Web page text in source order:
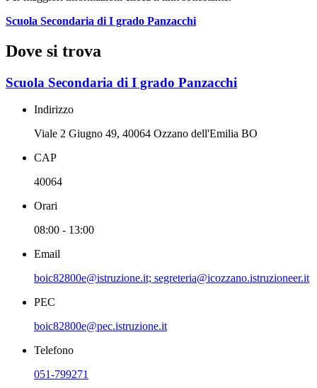
Scuola Secondaria di I grado Panzacchi
Dove si trova
Scuola Secondaria di I grado Panzacchi
Indirizzo
Viale 2 Giugno 49, 40064 Ozzano dell'Emilia BO
CAP
40064
Orari
08:00 - 13:00
Email
boic82800e@istruzione.it; segreteria@icozzano.istruzioneer.it
PEC
boic82800e@pec.istruzione.it
Telefono
051-799271